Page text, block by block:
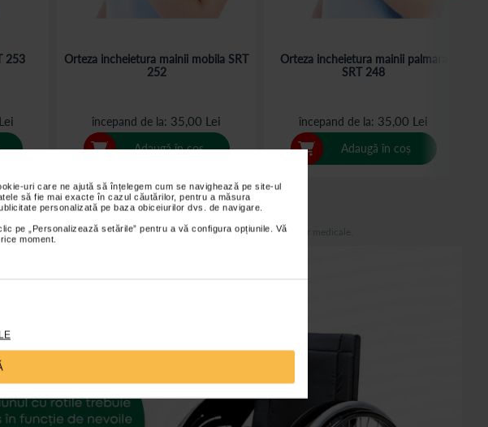
uri care ne ajută să înțelegem cum se navighează pe site-ul
să fie mai exacte în cazul căutărilor, pentru a măsura
personalizată pe baza obiceiurilor dvs. de navigare.
pe „Personalizează setările” pentru a vă configura opțiunile. Vă
moment.
253
Orteza incheietura mainii mobila SRT
252
începand de la 35,00 Lei
Adaugă în coș
Orteza incheietura mainii palmara
SRT 248
începand de la 35,00 Lei
Adaugă în coș
produselor se face conform indicațiilor producătorului și recomandărilor medicale.